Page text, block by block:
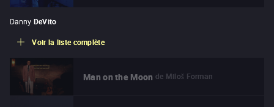
Danny DeVito
Voir la liste complète
Man on the Moon de Miloš Forman